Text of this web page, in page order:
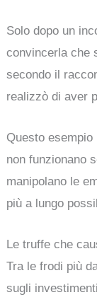
Solo dopo un
convincerla che
secondo il
realizzò di aver
Questo
non funzionano
manipolano le
più a lungo
Le truffe che
Tra le frodi più
sugli